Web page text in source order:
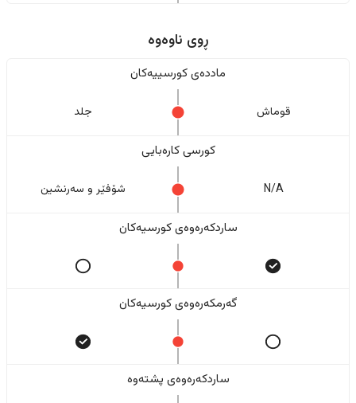
ڕوی ناوەوە
ماددەی کورسییەکان
قوماش جلد
کورسی کارەبایی
N/A شۆفێر و سەرنشین
ساردکەرەوەی کورسیەکان
گەرمکەرەوەی کورسیەکان
ساردکەرەوەی پشتەوە